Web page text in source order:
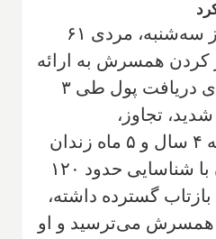
دادگاهی در سوئد روز سه‌شنبه، مردی ۶۱
کردن همسرش به ارائه
خدمات جنسی در ازای دریافت پول طی ۳
تجاوز،
ضرب‌وجرح و تهدید به ۴ سال و ۵ ماه زندان
محکوم کرد. دادستان با شناسایی حدود ۱۲۰
گسترده داشته،
می‌ترسید و او